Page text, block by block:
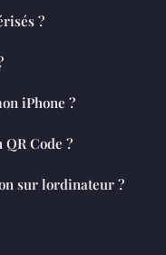
?
iPhone ?
Code ?
sur lordinateur ?